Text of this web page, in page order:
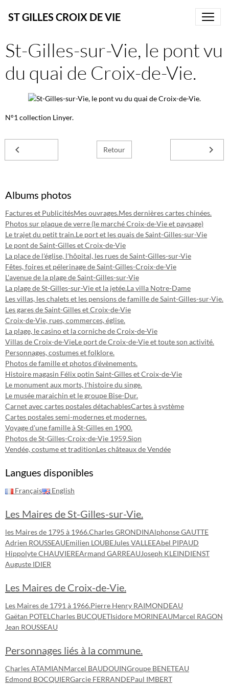
ST GILLES CROIX DE VIE
St-Gilles-sur-Vie, le pont vu
du quai de Croix-de-Vie.
N°1 collection Linyer.
Retour
Albums photos
Factures et PublicitésMes ouvrages.Mes dernières cartes chinées.
Photos sur plaque de verre (le marché Croix-de-Vie et paysage)
Le trajet du petit train.Le port et les quais de Saint-Gilles-sur-Vie
Le pont de Saint-Gilles et Croix-de-Vie
La place de l'église, l'hôpital, les rues de Saint-Gilles-sur-Vie
Fêtes, foires et pélerinage de Saint-Gilles-Croix-de-Vie
L'avenue de la plage de Saint-Gilles-sur-Vie
La plage de St-Gilles-sur-Vie et la jetée.La villa Notre-Dame
Les villas, les chalets et les pensions de famille de Saint-Gilles-sur-Vie.
Les gares de Saint-Gilles et Croix-de-Vie
Croix-de-Vie, rues, commerces, église.
La plage, le casino et la corniche de Croix-de-Vie
Villas de Croix-de-VieLe port de Croix-de-Vie et toute son activité.
Personnages, costumes et folklore.
Photos de famille et photos d'évènements.
Histoire magasin Félix potin Saint-Gilles et Croix-de-Vie
Le monument aux morts, l'histoire du singe.
Le musée maraichin et le groupe Bise-Dur.
Carnet avec cartes postales détachablesCartes à système
Cartes postales semi-modernes et modernes.
Voyage d'une famille à St-Gilles en 1900.
Photos de St-Gilles-Croix-de-Vie 1959.Sion
Vendée, costume et traditionLes châteaux de Vendée
Langues disponibles
Français English
Les Maires de St-Gilles-sur-Vie.
les Maires de 1795 à 1966.Charles GRONDINAlphonse GAUTTE
Adrien ROUSSEAUEmilien LOUBEJules VALLEEAbel PIPAUD
Hippolyte CHAUVIEREArmand GARREAUJoseph KLEINDIENST
Auguste IDIER
Les Maires de Croix-de-Vie.
Les Maires de 1791 à 1966.Pierre Henry RAIMONDEAU
Gaëtan POTEL Charles BUCQUETIsidore MORINEAUMarcel RAGON
Jean ROUSSEAU
Personnages liés à la commune.
Charles ATAMIANMarcel BAUDOUINGroupe BENETEAU
Edmond BOCQUIERGarcie FERRANDEPaul IMBERT